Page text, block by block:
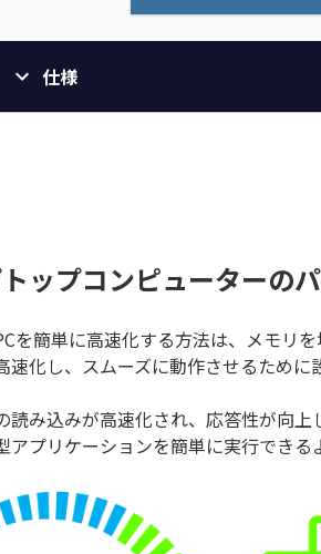
仕様
ップコンピューターの
を簡単に高速化する方法は、メモリ
速化し、スムーズに動作させるため
読み込みが高速化され、応答性が向上
アプリケーションを簡単に実行でき